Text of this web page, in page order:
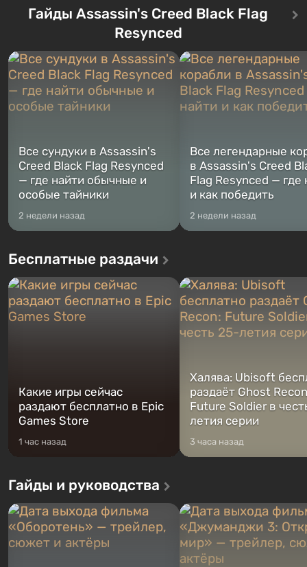
сразу трех персонажей: Майкла,
Тревора и Франклина, между
Жанр и...
Оно же, по задумке
Vault-Tec, должно
Место действия Fallout...
Гайды Assassin's Creed Black Flag
Resynced
Все сундуки в Assassin's
Creed Black Flag Resynced
— где найти обычные и
особые тайники
2 недели назад
Все легендарные
в Assassin's Creed
Flag Resynced — где
и как победить
2 недели назад
Бесплатные раздачи
Какие игры сейчас
раздают бесплатно в Epic
Games Store
1 час назад
Халява: Ubisoft
раздаёт Ghost
Future Soldier в
летия серии
3 часа назад
Гайды и руководства